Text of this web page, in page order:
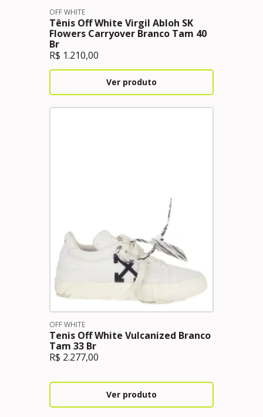
OFF WHITE
Tênis Off White Virgil Abloh SK
Flowers Carryover Branco Tam 40
Br
R$ 1.210,00
Ver produto
OFF WHITE
Tenis Off White Vulcanized Branco
Tam 33 Br
R$ 2.277,00
Ver produto